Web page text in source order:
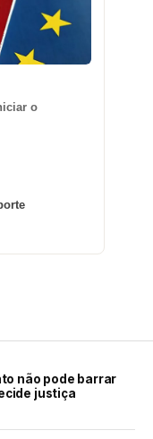
o
não pode barrar
justiça